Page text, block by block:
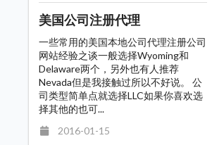
美国公司注册代理
一些常用的美国本地公司代理注册公司
网站经验之谈一般选择Wyoming和
Delaware两个，另外也有人推荐
Nevada但是我接触过所以不好说。 公
司类型简单点就选择LLC如果你喜欢选
择其他的也可...
2016-01-15